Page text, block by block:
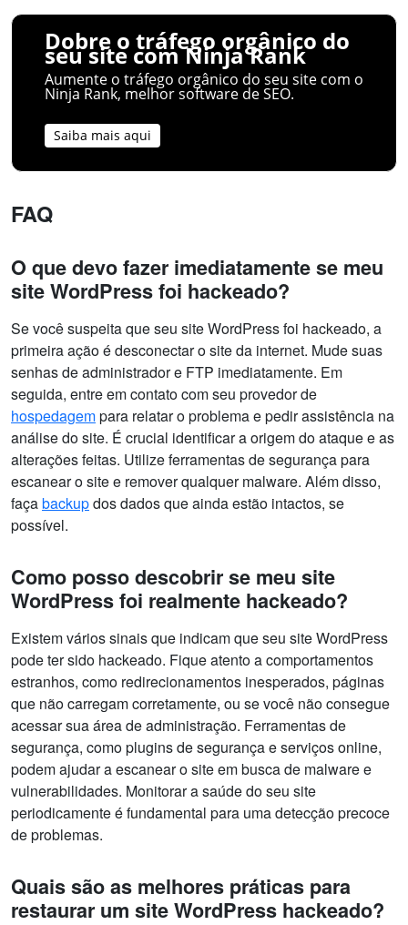
Dobre o tráfego orgânico do
seu site com Ninja Rank
Aumente o tráfego orgânico do seu site com o
Ninja Rank, melhor software de SEO.
Saiba mais aqui
FAQ
O que devo fazer imediatamente se meu
site WordPress foi hackeado?
Se você suspeita que seu site WordPress foi hackeado, a
primeira ação é desconectar o site da internet. Mude suas
senhas de administrador e FTP imediatamente. Em
seguida, entre em contato com seu provedor de
hospedagempara relatar o problema e pedir assistência na
análise do site. É crucial identificar a origem do ataque e as
alterações feitas. Utilize ferramentas de segurança para
escanear o site e remover qualquer malware. Além disso,
façabackupdos dados que ainda estão intactos, se
possível.
Como posso descobrir se meu site
WordPress foi realmente hackeado?
Existem vários sinais que indicam que seu site WordPress
pode ter sido hackeado. Fique atento a comportamentos
estranhos, como redirecionamentos inesperados, páginas
que não carregam corretamente, ou se você não consegue
acessar sua área de administração. Ferramentas de
segurança, como plugins de segurança e serviços online,
podem ajudar a escanear o site em busca de malware e
vulnerabilidades. Monitorar a saúde do seu site
periodicamente é fundamental para uma detecção precoce
de problemas.
Quais são as melhores práticas para
restaurar um site WordPress hackeado?